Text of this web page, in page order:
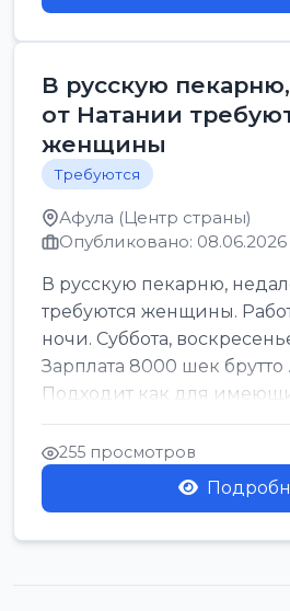
В русскую
от Натании
женщины
Требуются
Афула (Центр страны)
Опубликовано: 08.06.2026
В русскую пекарню,
требуются женщины.
ночи. Суббота,
Зарплата 8000 шек брутто
Подходит как для
г...
255 просмотров